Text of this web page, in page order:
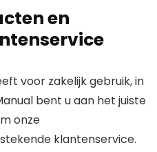
en
voor zakelijk gebruik, in
bent u aan het juiste
onze
klantenservice.